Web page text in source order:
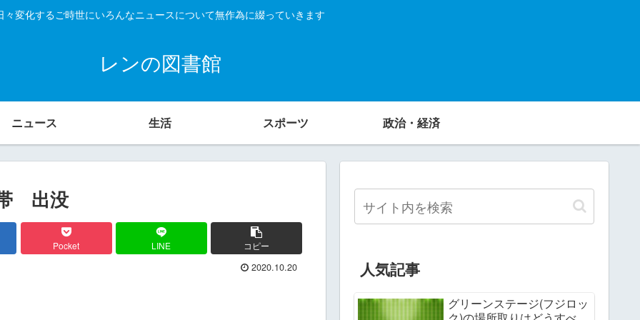
々変化するご時世にいろんなニュースについて無作為に綴っていきます
レンの図書館
ニュース 生活 スポーツ 政治・経済
出没
Pocket LINE コピー
2020.10.20 人気記事
グリーンステージ(フジロッ